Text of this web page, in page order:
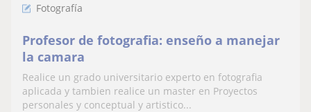
Fotografía
Profesor de fotografia: enseño a manejar
la camara
Realice un grado universitario experto en fotografia
aplicada y tambien realice un master en Proyectos
personales y conceptual y artistico...